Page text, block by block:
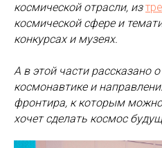
космической отрасли, из
космической сфере и
конкурсах и музеях.
А в этой части рассказано
космонавтике и
фронтира, к которым
хочет сделать космос